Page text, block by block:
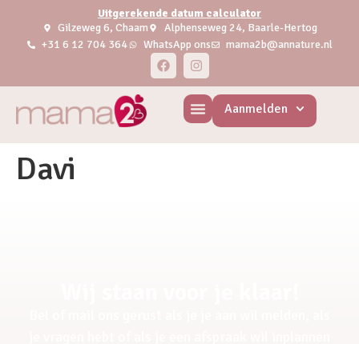
Uitgerekende datum calculator
Gilzeweg 6, Chaam
Alphenseweg 24, Baarle-Hertog
+31 6 12 704 364
WhatsApp ons mama2b@annature.nl
Aanmelden
Davi